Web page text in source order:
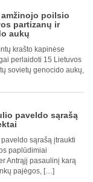
poilsio
partizanų ir
aukų
krašto kapinėse
perlaidoti 15 Lietuvos
sovietų genocido aukų,
paveldo sąrašą
paveldo sąrašą įtraukti
paplūdimiai
Antrąjį pasaulinį karą
pajėgos, […]